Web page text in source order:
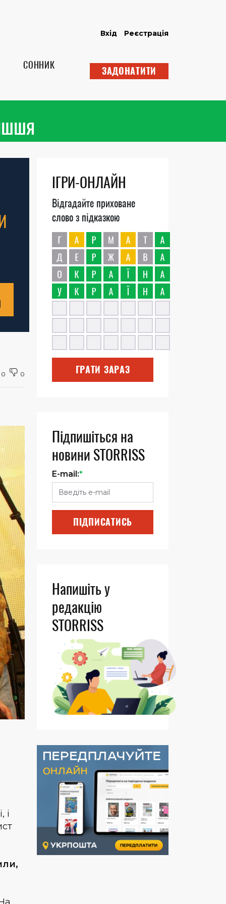
Вхід Реєстрація
СОННИК ЗАДОНАТИТИ
0 0
і
ІГРИ-ОНЛАЙН
Відгадайте приховане
слово з підказкою
ГРАТИ ЗАРАЗ
Підпишіться на
новини STORRISS
E-mail:*
ПІДПИСАТИСЬ
Напишіть у
редакцію
STORRISS